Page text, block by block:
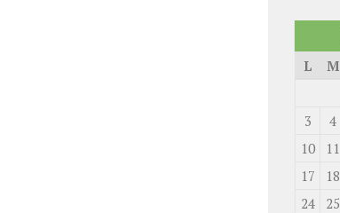
L
M
3
4
10
11
17
18
24
25